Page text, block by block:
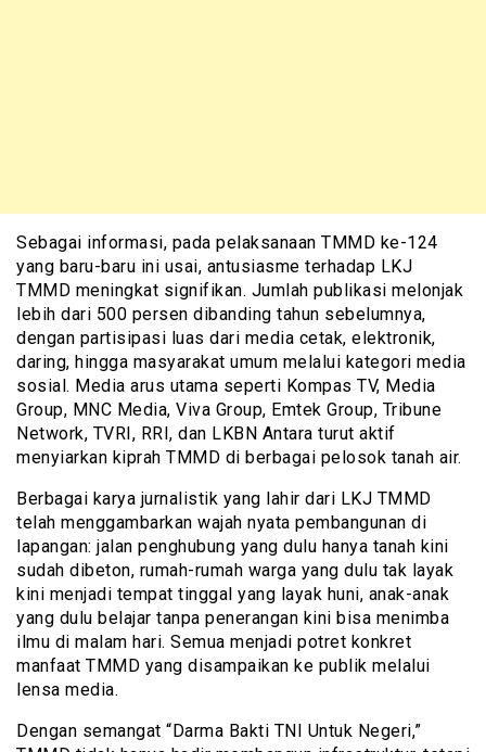
Sebagai informasi, pada pelaksanaan TMMD ke-124
yang baru-baru ini usai, antusiasme terhadap LKJ
TMMD meningkat signifikan. Jumlah publikasi melonjak
lebih dari 500 persen dibanding tahun sebelumnya,
dengan partisipasi luas dari media cetak, elektronik,
daring, hingga masyarakat umum melalui kategori media
sosial. Media arus utama seperti Kompas TV, Media
Group, MNC Media, Viva Group, Emtek Group, Tribune
Network, TVRI, RRI, dan LKBN Antara turut aktif
menyiarkan kiprah TMMD di berbagai pelosok tanah air.
Berbagai karya jurnalistik yang lahir dari LKJ TMMD
telah menggambarkan wajah nyata pembangunan di
lapangan: jalan penghubung yang dulu hanya tanah kini
sudah dibeton, rumah-rumah warga yang dulu tak layak
kini menjadi tempat tinggal yang layak huni, anak-anak
yang dulu belajar tanpa penerangan kini bisa menimba
ilmu di malam hari. Semua menjadi potret konkret
manfaat TMMD yang disampaikan ke publik melalui
lensa media.
Dengan semangat “Darma Bakti TNI Untuk Negeri,”